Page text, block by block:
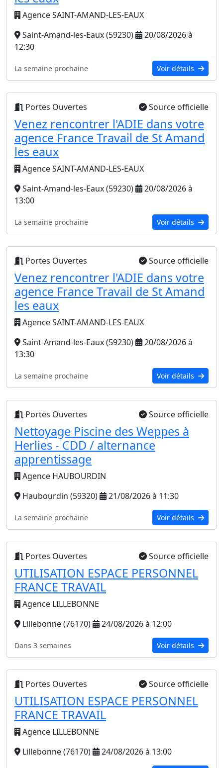
Agence SAINT-AMAND-LES-EAUX
Saint-Amand-les-Eaux (59230)
20/08/2026 à
12:30
La semaine prochaine Voir détails
Portes Ouvertes Source officielle
Venez rencontrer l'ADIE dans votre
agence France Travail de St Amand
les eaux
Agence SAINT-AMAND-LES-EAUX
Saint-Amand-les-Eaux (59230)
20/08/2026 à
13:00
La semaine prochaine Voir détails
Portes Ouvertes Source officielle
Venez rencontrer l'ADIE dans votre
agence France Travail de St Amand
les eaux
Agence SAINT-AMAND-LES-EAUX
Saint-Amand-les-Eaux (59230)
20/08/2026 à
13:30
La semaine prochaine Voir détails
Portes Ouvertes Source officielle
Nettoyage Piscine des Weppes à
Herlies - CDD / alternance
apprentissage
Agence HAUBOURDIN
Haubourdin (59320)
21/08/2026 à 11:30
La semaine prochaine Voir détails
Portes Ouvertes Source officielle
UTILISATION ESPACE PERSONNEL
FRANCE TRAVAIL
Agence LILLEBONNE
Lillebonne (76170)
24/08/2026 à 12:00
Dans 3 semaines Voir détails
Portes Ouvertes Source officielle
UTILISATION ESPACE PERSONNEL
FRANCE TRAVAIL
Agence LILLEBONNE
Lillebonne (76170)
24/08/2026 à 13:00